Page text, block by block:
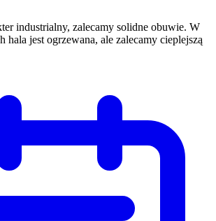
industrialny, zalecamy solidne obuwie. W
hala jest ogrzewana, ale zalecamy cieplejszą